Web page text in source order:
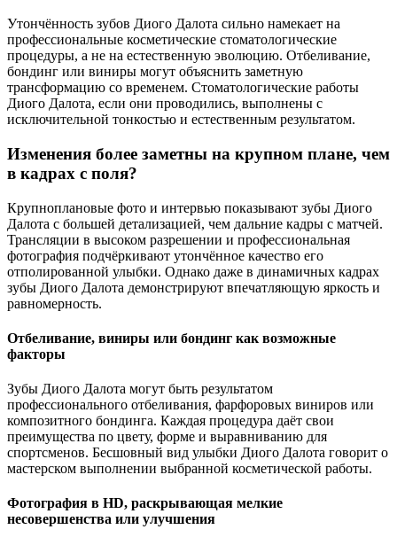
Утончённость зубов Диого Далота сильно намекает на
профессиональные косметические стоматологические
процедуры, а не на естественную эволюцию. Отбеливание,
бондинг или виниры могут объяснить заметную
трансформацию со временем. Стоматологические работы
Диого Далота, если они проводились, выполнены с
исключительной тонкостью и естественным результатом.
Изменения более заметны на крупном плане, чем
в кадрах с поля?
Крупноплановые фото и интервью показывают зубы Диого
Далота с большей детализацией, чем дальние кадры с матчей.
Трансляции в высоком разрешении и профессиональная
фотография подчёркивают утончённое качество его
отполированной улыбки. Однако даже в динамичных кадрах
зубы Диого Далота демонстрируют впечатляющую яркость и
равномерность.
Отбеливание, виниры или бондинг как возможные
факторы
Зубы Диого Далота могут быть результатом
профессионального отбеливания, фарфоровых виниров или
композитного бондинга. Каждая процедура даёт свои
преимущества по цвету, форме и выравниванию для
спортсменов. Бесшовный вид улыбки Диого Далота говорит о
мастерском выполнении выбранной косметической работы.
Фотография в HD, раскрывающая мелкие
несовершенства или улучшения